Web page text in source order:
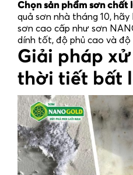
Chọn sản phẩm sơn chất
quả sơn nhà tháng 10, hãy
sơn cao cấp như sơn
dính tốt, độ phủ cao và
Giải pháp
thời tiết bất